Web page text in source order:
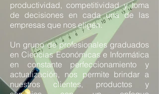
productividad, competitividad y toma
de decisiones en cada una de las
empresas que nos eligen.
Un grupo de profesionales graduados
en Ciencias Económicas e Informática
en constante perfeccionamiento y
actualización, nos permite brindar a
nuestros clientes, productos y